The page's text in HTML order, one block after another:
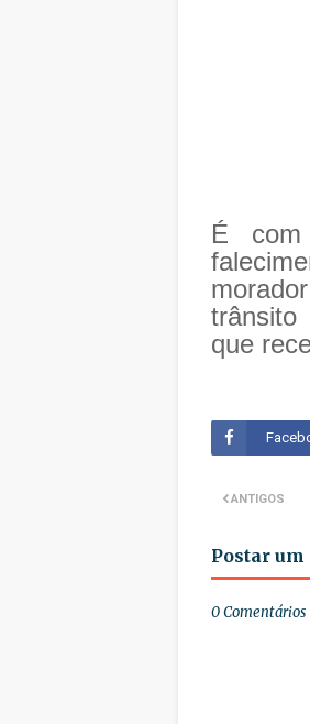
É com
trânsito
que
ANTIGOS
Postar
0 Comentários